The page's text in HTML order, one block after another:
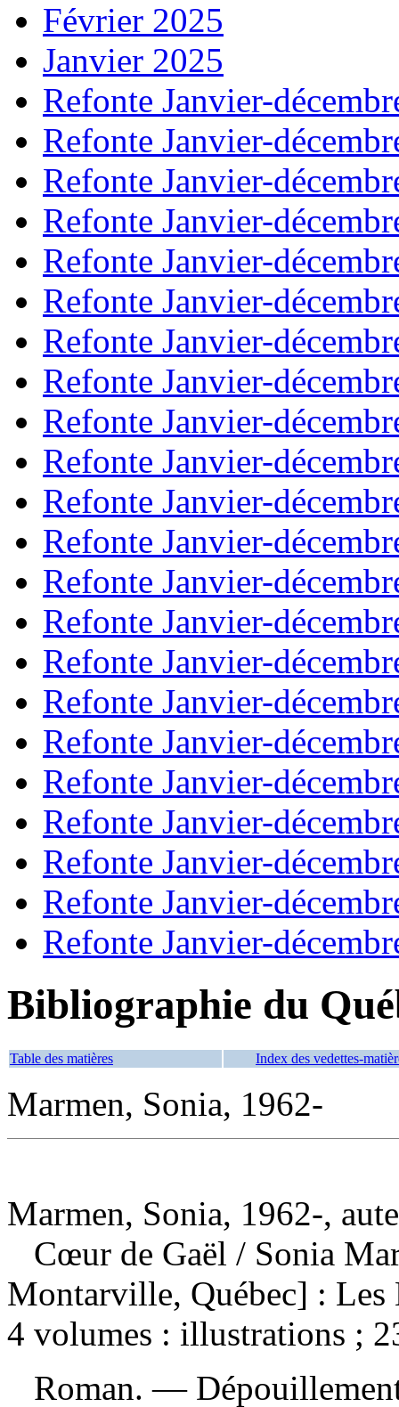
Février 2025
Janvier 2025
Refonte Janvier-
Refonte Janvier-
Refonte Janvier-
Refonte Janvier-
Refonte Janvier-
Refonte Janvier-
Refonte Janvier-
Refonte Janvier-
Refonte Janvier-
Refonte Janvier-
Refonte Janvier-
Refonte Janvier-
Refonte Janvier-
Refonte Janvier-
Refonte Janvier-
Refonte Janvier-
Refonte Janvier-
Refonte Janvier-
Refonte Janvier-
Refonte Janvier-
Refonte Janvier-
Refonte Janvier-
Bibliographie du
Table des matières Index des vedettes-
Marmen, Sonia, 1962-
Marmen, Sonia, 1962-,
Cœur de Gaël / Sonia
Montarville, Québec] :
4 volumes : illustrations ;
Roman. —